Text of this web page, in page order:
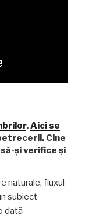
.Aici se
Cine
și verifice și
naturale, fluxul
subiect
dată